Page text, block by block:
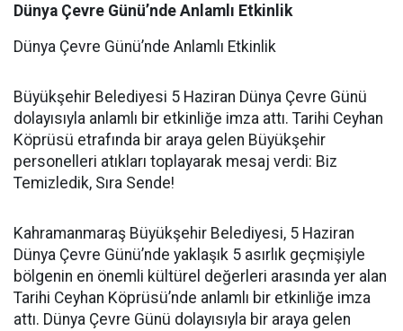
Dünya Çevre Günü’nde Anlamlı Etkinlik
Dünya Çevre Günü’nde Anlamlı Etkinlik
Büyükşehir Belediyesi 5 Haziran Dünya Çevre Günü
dolayısıyla anlamlı bir etkinliğe imza attı. Tarihi Ceyhan
Köprüsü etrafında bir araya gelen Büyükşehir
personelleri atıkları toplayarak mesaj verdi: Biz
Temizledik, Sıra Sende!
Kahramanmaraş Büyükşehir Belediyesi, 5 Haziran
Dünya Çevre Günü’nde yaklaşık 5 asırlık geçmişiyle
bölgenin en önemli kültürel değerleri arasında yer alan
Tarihi Ceyhan Köprüsü’nde anlamlı bir etkinliğe imza
attı. Dünya Çevre Günü dolayısıyla bir araya gelen